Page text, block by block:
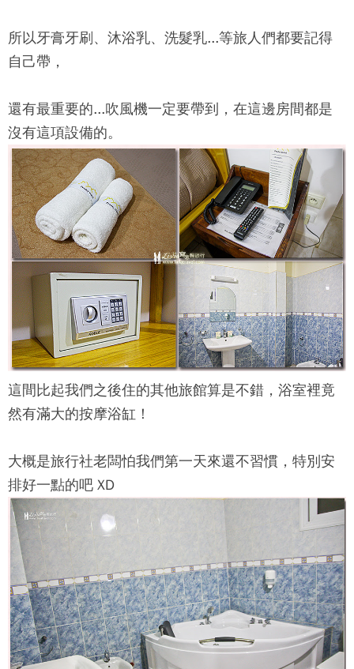
所以牙膏牙刷、沐浴乳、洗髮乳...等旅人們都要記得
自己帶，
還有最重要的...吹風機一定要帶到，在這邊房間都是
沒有這項設備的。
這間比起我們之後住的其他旅館算是不錯，浴室裡竟
然有滿大的按摩浴缸！
大概是旅行社老闆怕我們第一天來還不習慣，特別安
排好一點的吧 XD